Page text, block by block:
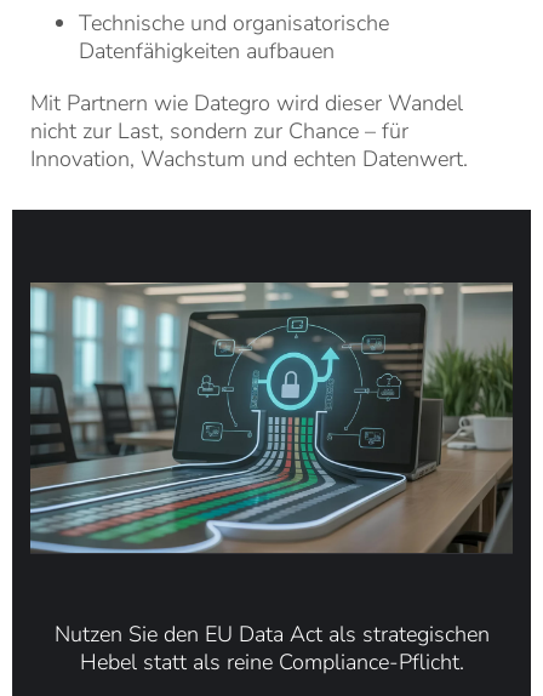
Technische und organisatorische
Datenfähigkeiten aufbauen
Mit Partnern wie Dategro wird dieser Wandel
nicht zur Last, sondern zur Chance – für
Innovation, Wachstum und echten Datenwert.
Nutzen Sie den EU Data Act als strategischen
Hebel statt als reine Compliance-Pflicht.